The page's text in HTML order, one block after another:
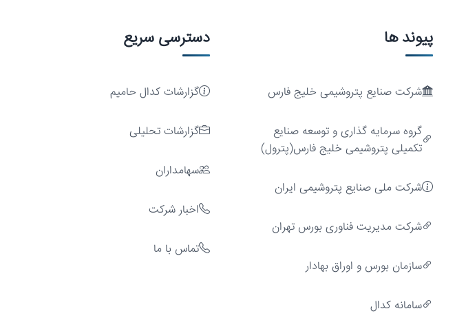
رشد پایدار
سرمایه
پیوند ها
شرکت صنایع پتروشیمی خلیج فارس
گروه سرمایه گذاری و توسعه صنایع
تکمیلی پتروشیمی خلیج فارس(پترول)
شرکت ملی صنایع پتروشیمی ایران
شركت مديريت فناوری بورس تهران
سازمان بورس و اوراق بهادار
سامانه کدال
دسترسی سریع
گزارشات کدال حامیم
گزارشات تحلیلی
سهامداران
اخبار شرکت
تماس با ما